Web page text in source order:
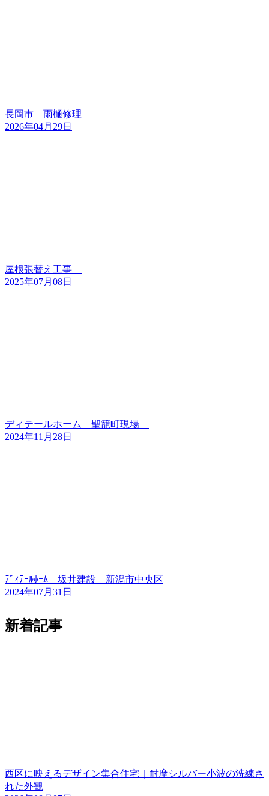
長岡市 雨樋修理
2026年04月29日
屋根張替え工事
2025年07月08日
ディテールホーム 聖籠町現場
2024年11月28日
ﾃﾞｨﾃｰﾙﾎｰﾑ 坂井建設 新潟市中央区
2024年07月31日
新着記事
西区に映えるデザイン集合住宅｜耐摩シルバー小波の洗練さ
れた外観